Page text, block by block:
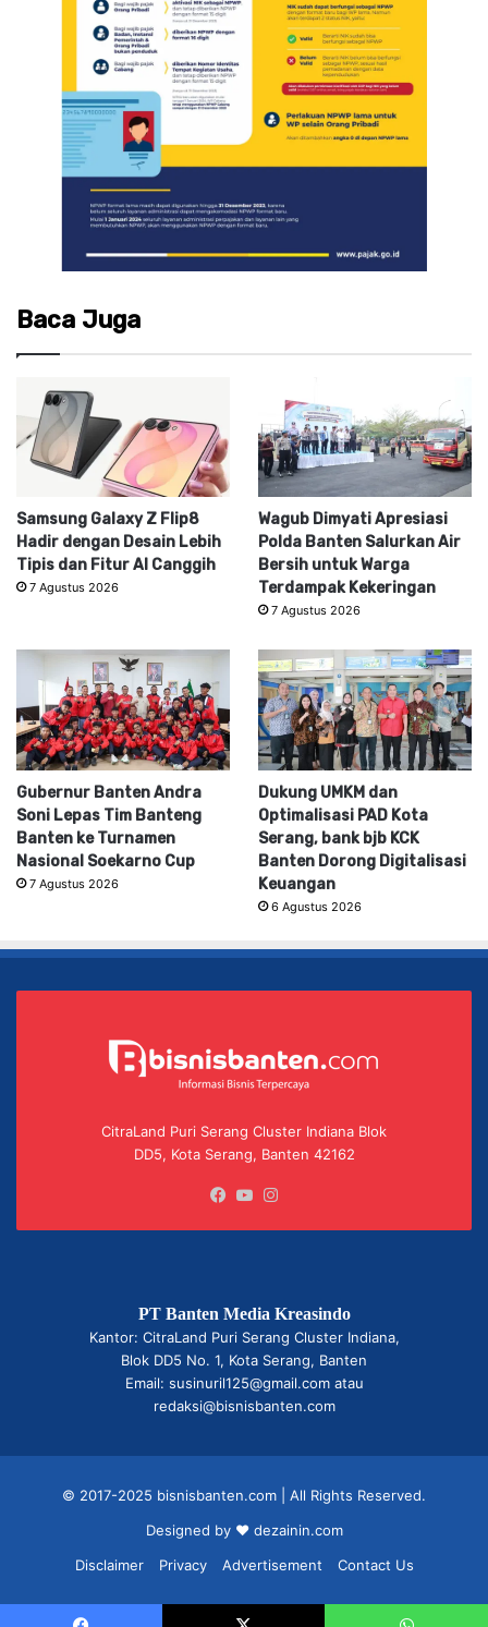
Baca Juga
Samsung Galaxy Z Flip8
Hadir dengan Desain Lebih
Tipis dan Fitur AI Canggih
7 Agustus 2026
Wagub Dimyati Apresiasi
Polda Banten Salurkan Air
Bersih untuk Warga
Terdampak Kekeringan
7 Agustus 2026
Gubernur Banten Andra
Soni Lepas Tim Banteng
Banten ke Turnamen
Nasional Soekarno Cup
7 Agustus 2026
Dukung UMKM dan
Optimalisasi PAD Kota
Serang, bank bjb KCK
Banten Dorong Digitalisasi
Keuangan
6 Agustus 2026
CitraLand Puri Serang Cluster Indiana Blok
DD5, Kota Serang, Banten 42162
Facebook
YouTube
PT Banten Media Kreasindo
Kantor: CitraLand Puri Serang Cluster Indiana,
Blok DD5 No. 1, Kota Serang, Banten
Email: susinuril125@gmail.com atau
redaksi@bisnisbanten.com
© 2017-2025 bisnisbanten.com | All Rights Reserved.
Designed by ❤ dezainin.com
Disclaimer
Privacy Advertisement Contact Us